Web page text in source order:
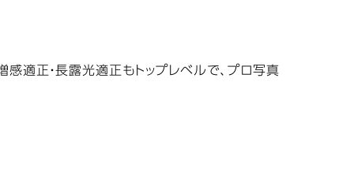
適正・長露光適正もトップレベルで、プロ写真